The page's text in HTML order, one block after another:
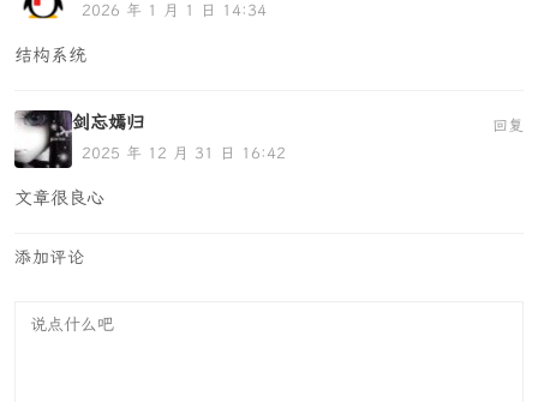
2026 年 1 月 1 日 14:34
结构系统
剑忘嫣归
2025 年 12 月 31 日 16:42
文章很良心
回复
添加评论